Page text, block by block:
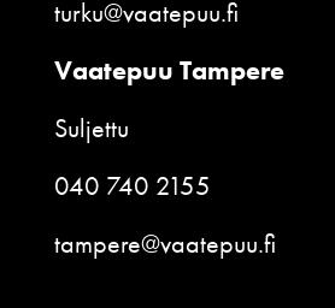
turku@vaatepuu.fi
Vaatepuu Tampere
Suljettu
040 740 2155
tampere@vaatepuu.fi